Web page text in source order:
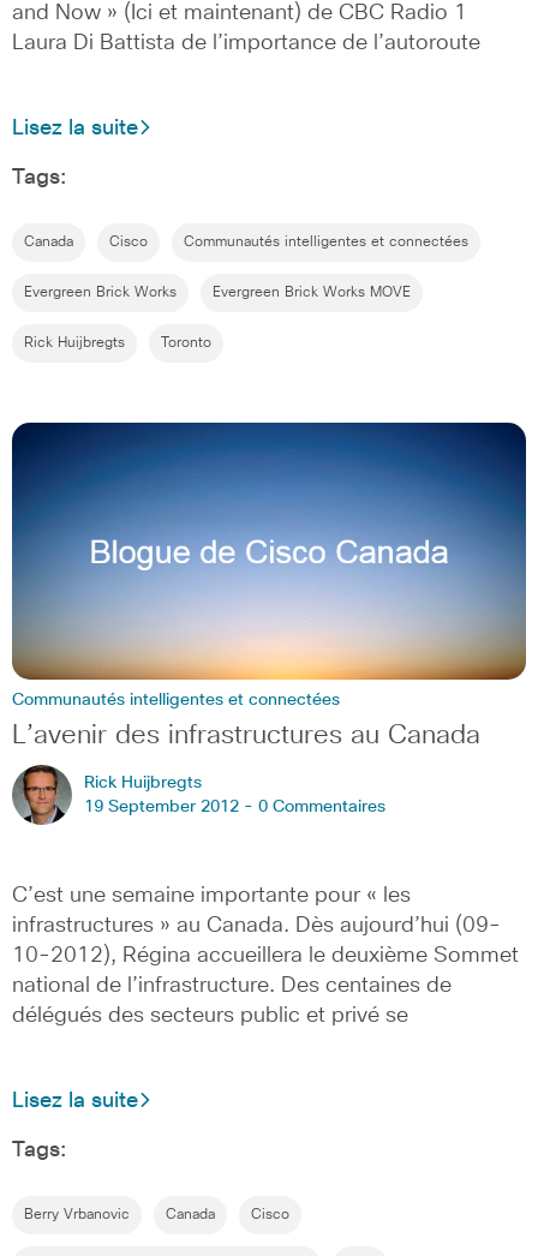
and Now » (Ici et maintenant) de CBC Radio 1
Laura Di Battista de l’importance de l’autoroute
Lisez la suite
Tags:
Canada Cisco Communautés intelligentes et connectées
Evergreen Brick Works Evergreen Brick Works MOVE
Rick Huijbregts Toronto
Communautés intelligentes et connectées
L’avenir des infrastructures au Canada
Rick Huijbregts
19 September 2012 - 0 Commentaires
C’est une semaine importante pour « les
infrastructures » au Canada. Dès aujourd’hui (09-
10-2012), Régina accueillera le deuxième Sommet
national de l’infrastructure. Des centaines de
délégués des secteurs public et privé se
Lisez la suite
Tags:
Berry Vrbanovic Canada Cisco